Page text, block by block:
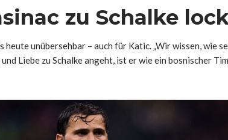
zu Schalke
heute unübersehbar – auch für Katic. „Wir wissen, wie
Liebe zu Schalke angeht, ist er wie ein bosnischer